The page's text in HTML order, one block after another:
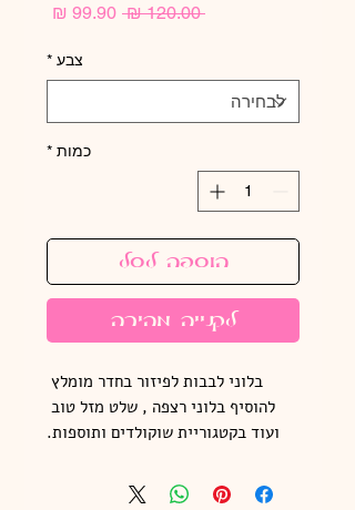
‏120.00 ‏₪
מחיר
צבע *
כמות *
הוספה לסל
לקנייה מהירה
ועוד בקטגוריית שוקולדים ותוספות.